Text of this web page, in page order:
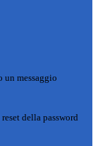
un messaggio
della password